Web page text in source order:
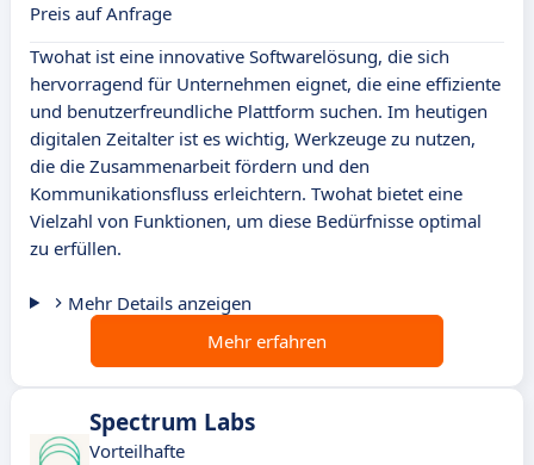
Preis auf Anfrage
Twohat ist eine innovative Softwarelösung, die sich
hervorragend für Unternehmen eignet, die eine effiziente
und benutzerfreundliche Plattform suchen. Im heutigen
digitalen Zeitalter ist es wichtig, Werkzeuge zu nutzen,
die die Zusammenarbeit fördern und den
Kommunikationsfluss erleichtern. Twohat bietet eine
Vielzahl von Funktionen, um diese Bedürfnisse optimal
zu erfüllen.
Mehr Details anzeigen
Mehr erfahren
Spectrum Labs
Vorteilhafte